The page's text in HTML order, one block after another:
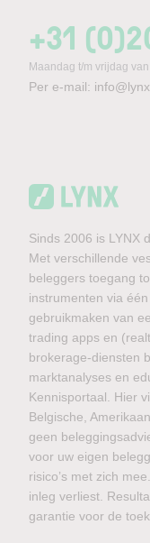
+31
Maandag t/m vrijdag
Per e-mail:
Sinds 2006 is LYNX
Met verschillende
beleggers toegang
instrumenten via
gebruikmaken van
trading apps en
brokerage-diensten
marktanalyses en
Kennisportaal. Hier
Belgische,
geen
voor uw eigen
risico’s met zich
inleg verliest.
garantie voor de